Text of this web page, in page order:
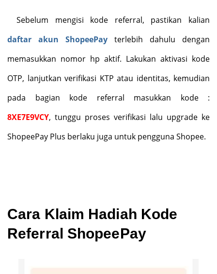
Sebelum mengisi kode referral, pastikan kalian
daftar akun ShopeePay terlebih dahulu dengan
memasukkan nomor hp aktif. Lakukan aktivasi kode
OTP, lanjutkan verifikasi KTP atau identitas, kemudian
pada bagian kode referral masukkan kode :
8XE7E9VCY, tunggu proses verifikasi lalu upgrade ke
ShopeePay Plus berlaku juga untuk pengguna Shopee.
Cara Klaim Hadiah Kode
Referral ShopeePay